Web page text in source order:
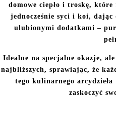
domowe ciepło i troskę,
jednocześnie syci i koi, dając
ulubionymi dodatkami –
Idealne na specjalne okazje,
najbliższych, sprawiając, że
tego kulinarnego
zaskoczyć